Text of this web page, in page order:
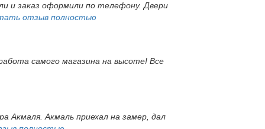
и заказ оформили по телефону. Двери
отзыв полностью
самого магазина на высоте! Все
Акмаля. Акмаль приехал на замер, дал